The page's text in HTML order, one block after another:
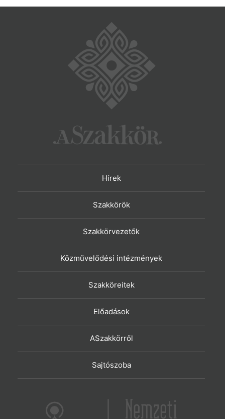
Hírek
Szakkörök
Szakkörvezetők
Közművelődési intézmények
Szakköreitek
Előadások
ASzakkörről
Sajtószoba